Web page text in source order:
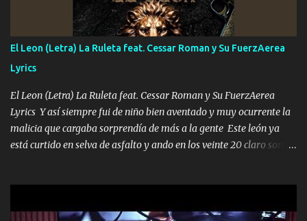
ahí está el Hombre Cuarenta y también Pariente 7 arreglan
cualquier problema no más es cuestión que ordené NOS HACE
FALTA UN HERMANO DE CLAVE ERA EL 24 SIEMPRE FUE UN
HOMBRE VALIENTE POR ALGO M'URIÓ PELEAND0 SIEMPRE
VIO POR LA FAMILIA PARA QUE SIGA EL LEGADO Es el DOS de
los HERMANOS un cerebro inteligente y com...
El Leon (Letra) La Ruleta feat. Cessar Roman y Su FuerzAerea
Lyrics
El Leon (Letra) La Ruleta feat. Cessar Roman y Su FuerzAerea
Lyrics Y así siempre fui de niño bien aventado y muy ocurrente la
malicia que cargaba sorprendía de más a la gente Este león ya
está curtido en selva de asfalto y ando en los veinte 20 claro son
pa más pues hay charola les voy a dar hasta topar pues no hay de